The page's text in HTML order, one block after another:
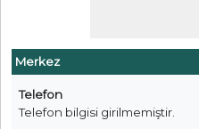
Merkez
Telefon
Telefon bilgisi girilmemiştir.